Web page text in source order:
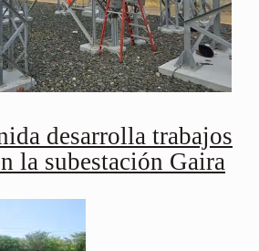
desarrolla trabajos
la subestación Gaira